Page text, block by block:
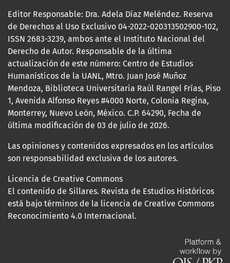
Editor Responsable: Dra. Adela Díaz Meléndez. Reserva
de Derechos al Uso Exclusivo 04-2022-020313502900-102,
ISSN 2683-3239, ambos ante el Instituto Nacional del
Derecho de Autor. Responsable de la última
actualización de este número: Centro de Estudios
Humanísticos de la UANL, Mtro. Juan José Muñoz
Mendoza, Biblioteca Universitaria Raúl Rangel Frías, Piso
1, Avenida Alfonso Reyes #4000 Norte, Colonia Regina,
Monterrey, Nuevo León, México. C.P. 64290, Fecha de
última modificación de 03 de julio de 2026.
Las opiniones y contenidos expresados en los artículos
son responsabilidad exclusiva de los autores.
Licencia de Creative Commons
El contenido de Sillares. Revista de Estudios Históricos
está bajo términos de la licencia de Creative Commons
Reconocimiento 4.0 Internacional.